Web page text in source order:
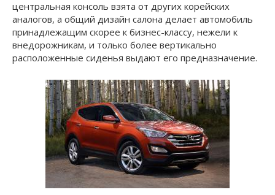
центральная консоль взята от других корейских
аналогов, а общий дизайн салона делает автомобиль
принадлежащим скорее к бизнес-классу, нежели к
внедорожникам, и только более вертикально
расположенные сиденья выдают его предназначение.